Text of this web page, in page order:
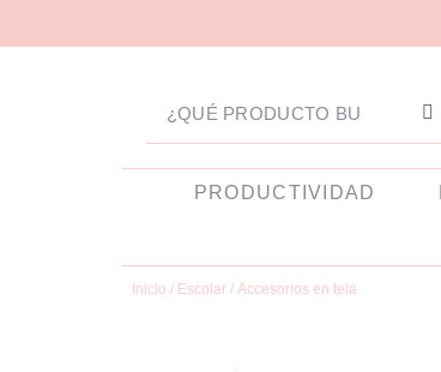
PRODUCTIVIDAD
Inicio / Escolar/ Accesorios en tela